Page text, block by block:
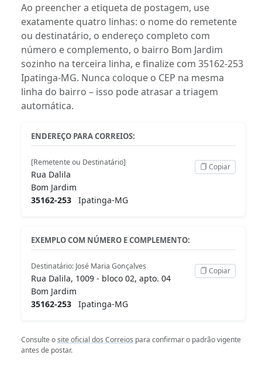
Ao preencher a etiqueta de postagem, use
exatamente quatro linhas: o nome do remetente
ou destinatário, o endereço completo com
número e complemento, o bairro Bom Jardim
sozinho na terceira linha, e finalize com 35162-253
Ipatinga-MG. Nunca coloque o CEP na mesma
linha do bairro – isso pode atrasar a triagem
automática.
ENDEREÇO PARA CORREIOS:
[Remetente ou Destinatário]
Rua Dalila
Bom Jardim
35162-253 Ipatinga-MG
Copiar
EXEMPLO COM NÚMERO E COMPLEMENTO:
Destinatário: José Maria Gonçalves
Rua Dalila, 1009 - bloco 02, apto. 04
Bom Jardim
35162-253 Ipatinga-MG
Copiar
Consulte osite oficial dos Correios para confirmar o padrão vigente
antes de postar.